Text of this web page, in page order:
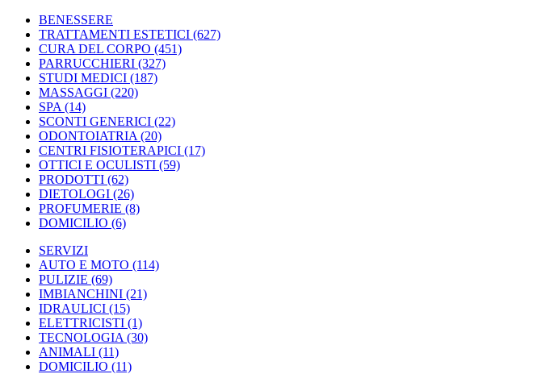
BENESSERE
TRATTAMENTI ESTETICI (627)
CURA DEL CORPO (451)
PARRUCCHIERI (327)
STUDI MEDICI (187)
MASSAGGI (220)
SPA (14)
SCONTI GENERICI (22)
ODONTOIATRIA (20)
CENTRI FISIOTERAPICI (17)
OTTICI E OCULISTI (59)
PRODOTTI (62)
DIETOLOGI (26)
PROFUMERIE (8)
DOMICILIO (6)
SERVIZI
AUTO E MOTO (114)
PULIZIE (69)
IMBIANCHINI (21)
IDRAULICI (15)
ELETTRICISTI (1)
TECNOLOGIA (30)
ANIMALI (11)
DOMICILIO (11)